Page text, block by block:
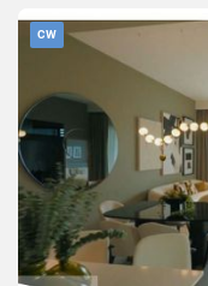
CW